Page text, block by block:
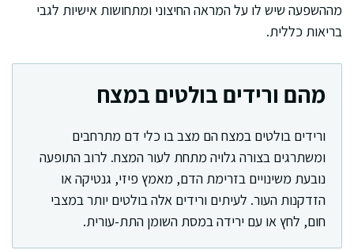
מההשפעה שיש לו על המראה החיצוני ומתחושות אישיות לגבי
בריאות כללית.
מהם ורידים בולטים במצח
ורידים בולטים במצח הם מצב בו כלי דם מתרחבים
ומשתרגים בצורה גלויה מתחת לעור המצח. לרוב התופעה
נובעת משינויים בזרימת הדם, מאמץ פיזי, גנטיקה או
הזדקנות העור. לעיתים ורידים אלה בולטים יותר במצבי
חום, לחץ או עם ירידה במסת השומן התת-עורית.